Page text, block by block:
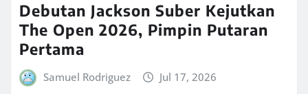
Debutan Jackson Suber Kejutkan
The Open 2026, Pimpin Putaran
Pertama
Samuel Rodriguez Jul 17, 2026